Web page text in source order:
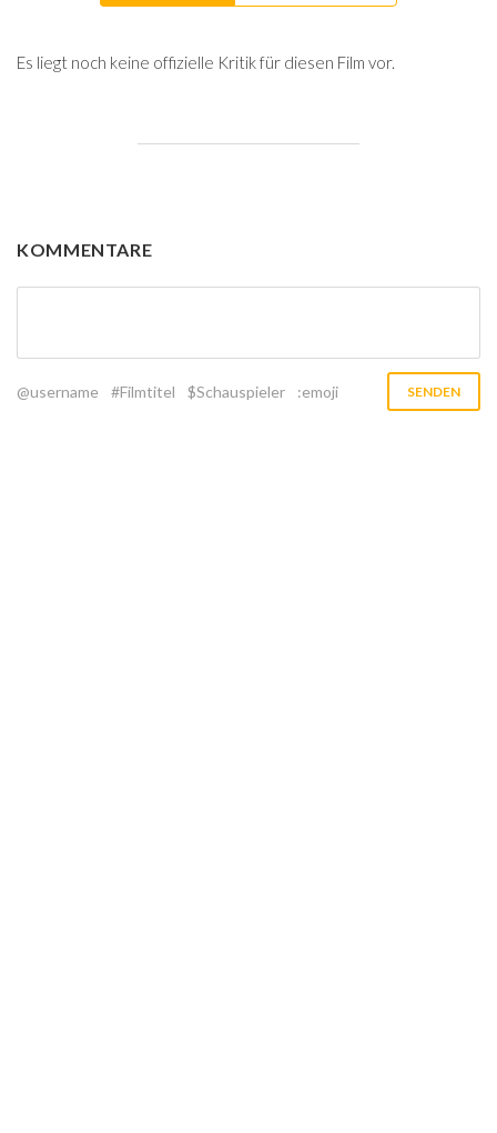
Es liegt noch keine offizielle Kritik für diesen Film vor.
KOMMENTARE
@username #Filmtitel $Schauspieler :emoji